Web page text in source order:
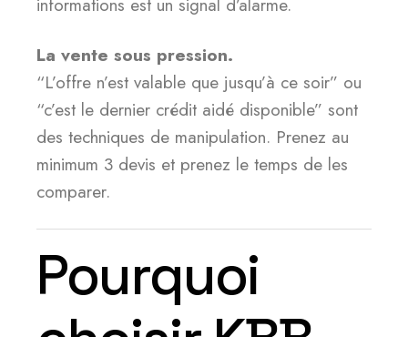
informations est un signal d’alarme.
La vente sous pression.
“L’offre n’est valable que jusqu’à ce soir” ou
“c’est le dernier crédit aidé disponible” sont
des techniques de manipulation. Prenez au
minimum 3 devis et prenez le temps de les
comparer.
Pourquoi